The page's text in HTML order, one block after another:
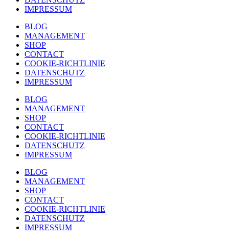
IMPRESSUM
BLOG
MANAGEMENT
SHOP
CONTACT
COOKIE-RICHTLINIE
DATENSCHUTZ
IMPRESSUM
BLOG
MANAGEMENT
SHOP
CONTACT
COOKIE-RICHTLINIE
DATENSCHUTZ
IMPRESSUM
BLOG
MANAGEMENT
SHOP
CONTACT
COOKIE-RICHTLINIE
DATENSCHUTZ
IMPRESSUM